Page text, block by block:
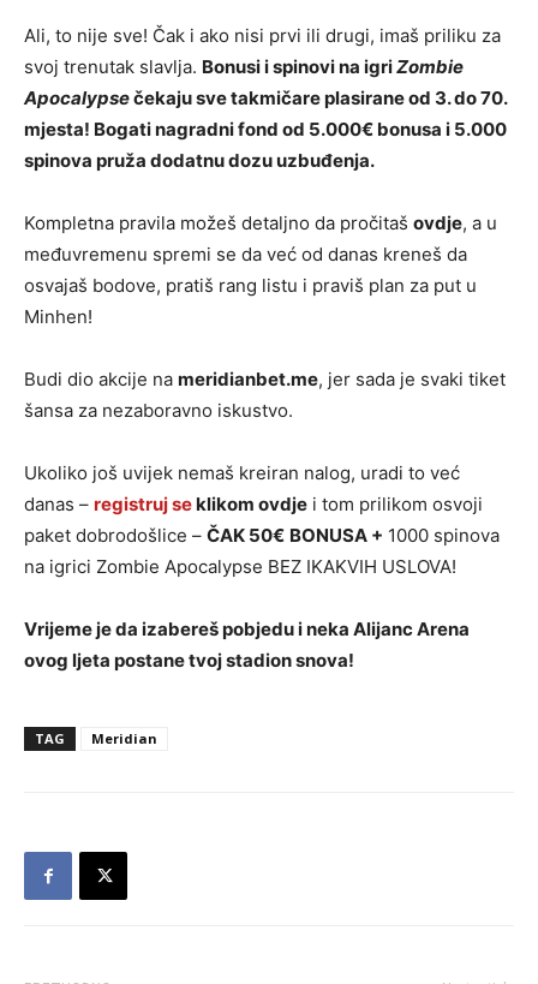
Ali, to nije sve! Čak i ako nisi prvi ili drugi, imaš priliku za
svoj trenutak slavlja. Bonusi i spinovi na igriZombie
Apocalypsečekaju sve takmičare plasirane od 3. do 70.
mjesta! Bogati nagradni fond od 5.000€ bonusa i 5.000
spinova pruža dodatnu dozu uzbuđenja.
Kompletna pravila možeš detaljno da pročitaš ovdje, a u
međuvremenu spremi se da već od danas kreneš da
osvajaš bodove, pratiš rang listu i praviš plan za put u
Minhen!
Budi dio akcije na meridianbet.me, jer sada je svaki tiket
šansa za nezaboravno iskustvo.
Ukoliko još uvijek nemaš kreiran nalog, uradi to već
danas – registruj seklikom ovdje i tom prilikom osvoji
paket dobrodošlice – ČAK 50€ BONUSA + 1000 spinova
na igrici Zombie Apocalypse BEZ IKAKVIH USLOVA!
Vrijeme je da izabereš pobjedu i neka Alijanc Arena
ovog ljeta postane tvoj stadion snova!
TAG Meridian